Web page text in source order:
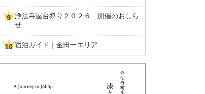
浄法寺屋台祭り２０２６ 開催のおしら
せ
宿泊ガイド｜金田一エリア